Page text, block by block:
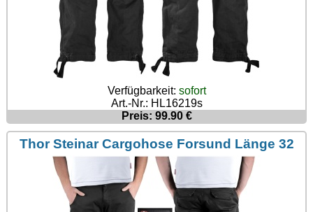
Verfügbarkeit: sofort
Art.-Nr.: HL16219s
Preis: 99.90 €
Thor Steinar Cargohose Forsund Länge 32